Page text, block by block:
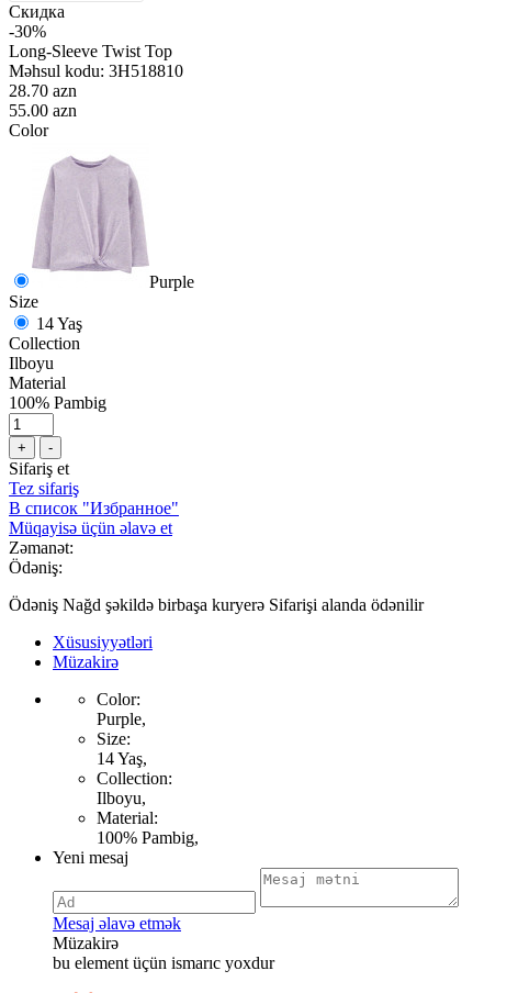
Скидка
-30%
Long-Sleeve Twist Top
Məhsul kodu: 3H518810
28.70 azn
55.00 azn
Color
Purple
Size
14 Yaş
Collection
Ilboyu
Material
100% Pambig
+ -
Sifariş et
Tez sifariş
В список "Избранное"
Müqayisə üçün əlavə et
Zəmanət:
Ödəniş:
Ödəniş Nağd şəkildə birbaşa kuryerə Sifarişi alanda ödənilir
Xüsusiyyətləri
Müzakirə
Color:
Purple,
Size:
14 Yaş,
Collection:
Ilboyu,
Material:
100% Pambig,
Yeni mesaj
Mesaj əlavə etmək
Müzakirə
bu element üçün ismarıc yoxdur